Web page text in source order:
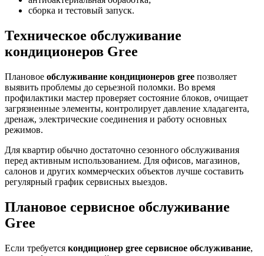
сборка и тестовый запуск.
Техническое обслуживание
кондиционеров Gree
Плановое обслуживание кондиционеров gree позволяет
выявить проблемы до серьезной поломки. Во время
профилактики мастер проверяет состояние блоков, очищает
загрязненные элементы, контролирует давление хладагента,
дренаж, электрические соединения и работу основных
режимов.
Для квартир обычно достаточно сезонного обслуживания
перед активным использованием. Для офисов, магазинов,
салонов и других коммерческих объектов лучше составить
регулярный график сервисных выездов.
Плановое сервисное обслуживание
Gree
Если требуется кондиционер gree сервисное обслуживание,